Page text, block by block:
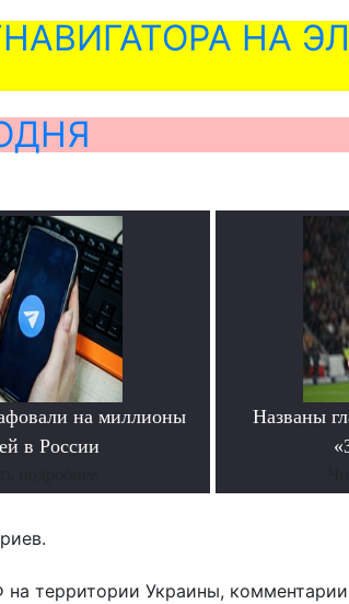
НА
на миллионы
в России
Названы
территории Украины,